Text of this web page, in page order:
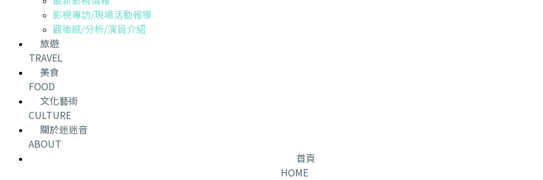
影視專訪/現場活動報導
觀後感/分析/演員介紹
旅遊
TRAVEL
美食
FOOD
文化藝術
CULTURE
關於迷迷音
ABOUT
首頁
HOME